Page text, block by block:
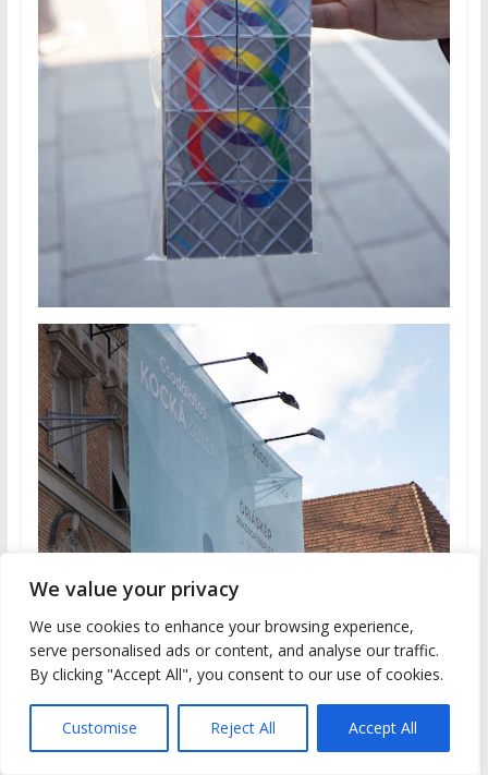
We value your privacy
We use cookies to enhance your browsing experience,
serve personalised ads or content, and analyse our traffic.
By clicking "Accept All", you consent to our use of cookies.
Customise Reject All Accept All